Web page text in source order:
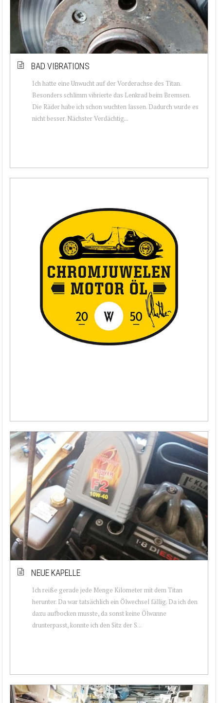
BAD VIBRATIONS
Ich hatte eine Unwucht auf der Vorderachse des Titan.
Besonders schlimm vibrierte das Lenkrad beim Bremsen.
Die Räder habe ich schon wuchten lassen. Dadurch wurde es
nicht besser. Nächster Verdächtig...
NEUE KAPELLE
Ich reiße gerade jede Menge Kilometer mit dem Titan
herunter. Da war tatsächlich ein Ölwechsel fällig. Da ich den
dazu aufbocken musste, da sonst keine Ölwanne
drunterpasst, konnte ich den Sitz der S...